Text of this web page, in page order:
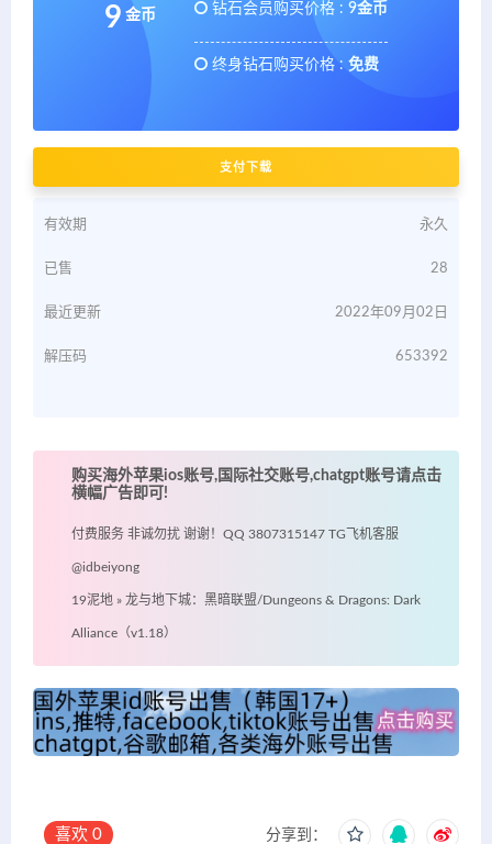
9 金币 钻石会员购买价格 : 9金币
终身钻石购买价格 : 免费
支付下载
有效期 永久
已售 28
最近更新 2022年09月02日
解压码 653392
购买海外苹果ios账号,国际社交账号,chatgpt账号请点击
横幅广告即可!
付费服务 非诚勿扰 谢谢！QQ 3807315147 TG飞机客服
@idbeiyong
19泥地 » 龙与地下城：黑暗联盟/Dungeons & Dragons: Dark
Alliance（v1.18）
喜欢 0 分享到：